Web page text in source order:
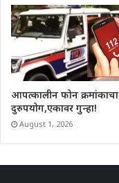
आपत्कालीन फोन क्रमांकाचा
दुरुपयोग,एकावर गुन्हा!
August 1, 2026